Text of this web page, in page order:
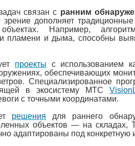
связан с ранним
дополняет
Например,
пламени и дыма, способны
проекты с использованием
обеспечивающих
Специализированное
в экосистему МТС
с точными координатами.
решения для раннего
объектов — на складах,
адаптированы под конкретную